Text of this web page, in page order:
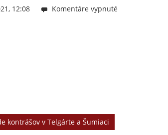
12:08 Komentáre vypnuté
kontrášov v Telgárte a Šumiaci